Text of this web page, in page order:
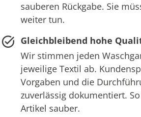
sauberen Rückgabe. Sie
weiter tun.
Gleichbleibend hohe
Wir stimmen jeden
jeweilige Textil ab.
Vorgaben und die
zuverlässig dokumentiert.
Artikel sauber.